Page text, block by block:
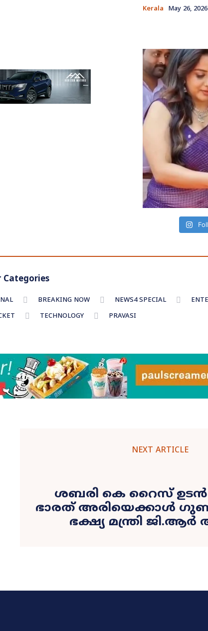
Kerala May 26, 2026
Categories
BREAKING NOW NEWS4 SPECIAL
TECHNOLOGY PRAVASI
NEXT ARTICLE
ശബരി കെ റൈസ്
ഭാരത് അരിയെക്കാൾ
ഭക്ഷ്യ മന്ത്രി